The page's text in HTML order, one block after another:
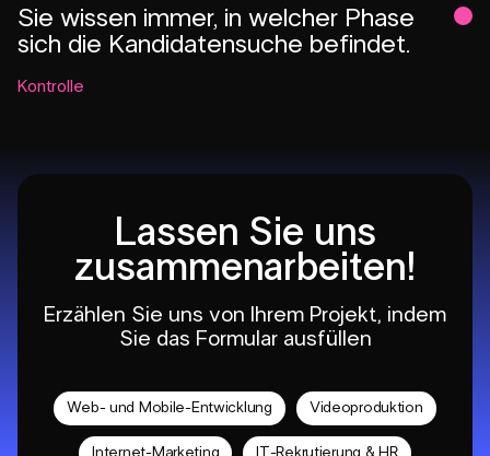
Sie wissen immer, in welcher Phase
sich die Kandidatensuche befindet.
Kontrolle
Lassen Sie uns
zusammenarbeiten!
Erzählen Sie uns von Ihrem Projekt, indem
Sie das Formular ausfüllen
Web- und Mobile-Entwicklung Videoproduktion